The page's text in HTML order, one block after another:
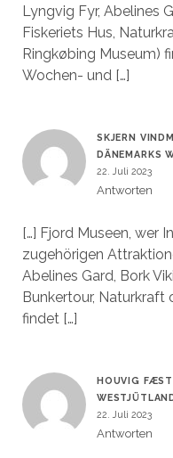
Lyngvig Fyr, Abelines
Fiskeriets Hus,
Ringkøbing Museum)
Wochen- und […]
SKJERN
DÄNEMARKS
22. Juli 2023
Antworten
[…] Fjord Museen, wer
zugehörigen
Abelines Gard, Bork
Bunkertour, Naturkraft
findet […]
HOUVIG
22. Juli 2023
Antworten